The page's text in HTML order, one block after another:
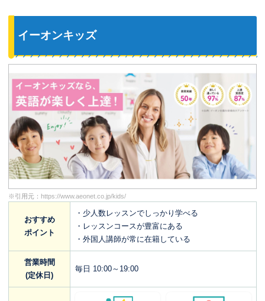
イーオンキッズ
※引用元： https://www.aeonet.co.jp/kids/
おすすめ
ポイント
・少人数レッスンでしっかり学べる
・レッスンコースが豊富にある
・外国人講師が常に在籍している
営業時間
(定休日)
毎日 10:00～19:00